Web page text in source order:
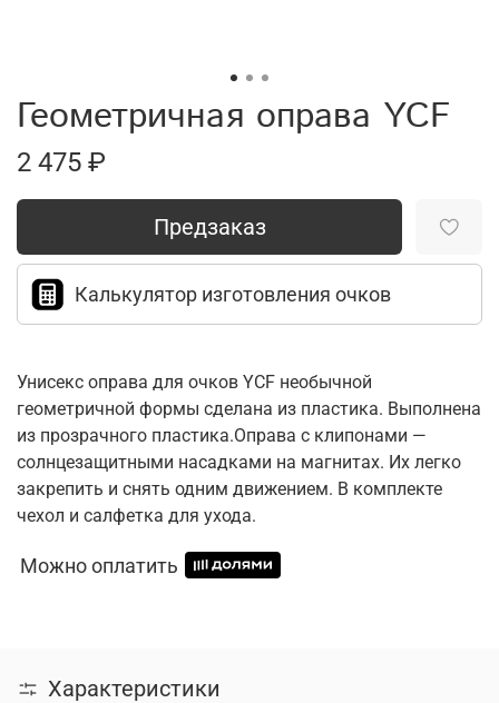
Геометричная оправа YCF
2 475 ₽
Предзаказ
Калькулятор изготовления очков
Унисекс оправа для очков YCF необычной
геометричной формы сделана из пластика. Выполнена
из прозрачного пластика.Оправа с клипонами —
солнцезащитными насадками на магнитах. Их легко
закрепить и снять одним движением. В комплекте
чехол и салфетка для ухода.
Можно оплатить
Характеристики